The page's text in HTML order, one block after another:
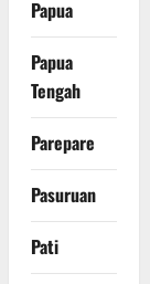
Papua
Papua
Tengah
Parepare
Pasuruan
Pati